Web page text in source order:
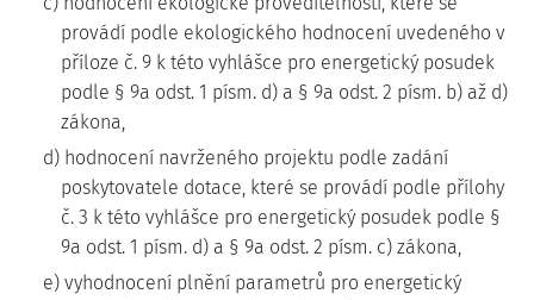
provádí podle ekologického hodnocení uvedeného v
příloze č. 9 k této vyhlášce pro energetický posudek
podle § 9a odst. 1 písm. d) a § 9a odst. 2 písm. b) až d)
zákona,
d) hodnocení navrženého projektu podle zadání
poskytovatele dotace, které se provádí podle přílohy
č. 3 k této vyhlášce pro energetický posudek podle §
9a odst. 1 písm. d) a § 9a odst. 2 písm. c) zákona,
e) vyhodnocení plnění parametrů pro energetický